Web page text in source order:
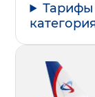
Тарифы